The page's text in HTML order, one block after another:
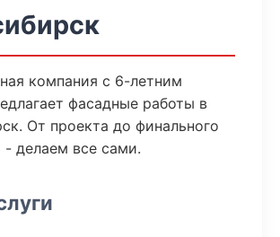
компания с 6-летним
фасадные работы в
От проекта до финального
- делаем все сами.